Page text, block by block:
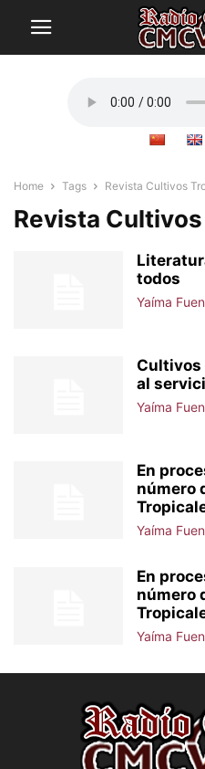
Home Tags Revista Cultivos
Revista
todos
Yaíma
Cultivos
al
Yaíma
En
número
Yaíma
En
número
Yaíma